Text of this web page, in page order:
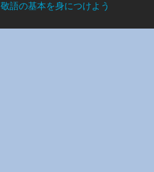
敬語の基本を身につけよう